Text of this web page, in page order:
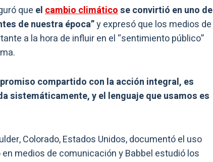
que elcambio climáticose convirtió en uno de
de nuestra época”y expresó que los medios de
a la hora de influir en el “sentimiento público”
compartido con la acción integral, es
sistemáticamente, y el lenguaje que usamos es
Colorado, Estados Unidos, documentó el uso
medios de comunicación y Babbel estudió los